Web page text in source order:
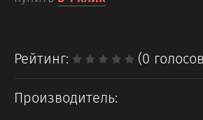
Рейтинг: (0
Производитель: